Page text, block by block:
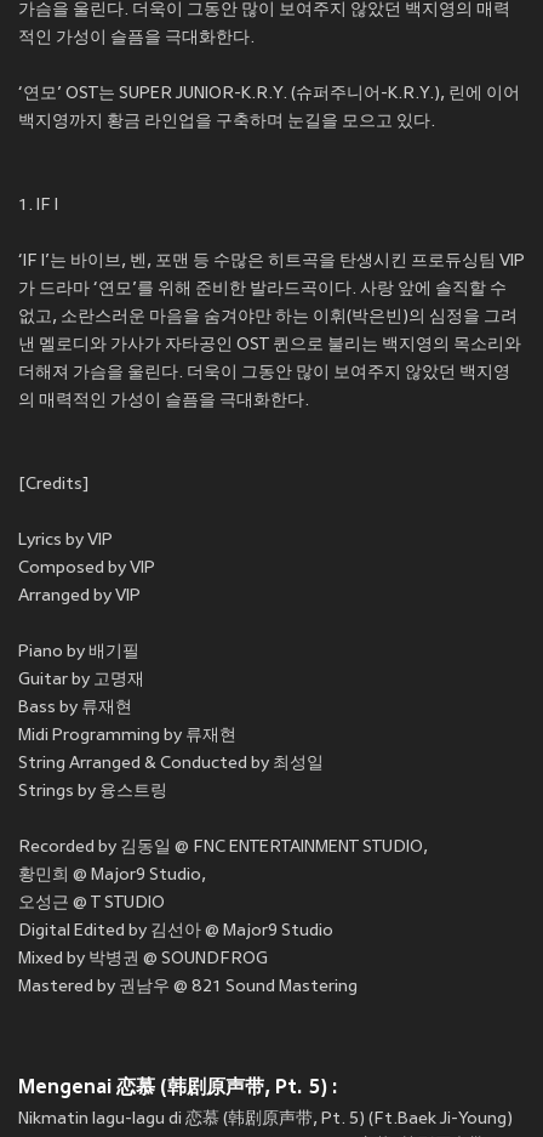
가슴을 울린다. 더욱이 그동안 많이 보여주지 않았던 백지영의 매력
적인 가성이 슬픔을 극대화한다.
‘연모’ OST는 SUPER JUNIOR-K.R.Y. (슈퍼주니어-K.R.Y.), 린에 이어
백지영까지 황금 라인업을 구축하며 눈길을 모으고 있다.
1. IF I
‘IF I’는 바이브, 벤, 포맨 등 수많은 히트곡을 탄생시킨 프로듀싱팀 VIP
가 드라마 ‘연모’를 위해 준비한 발라드곡이다. 사랑 앞에 솔직할 수
없고, 소란스러운 마음을 숨겨야만 하는 이휘(박은빈)의 심정을 그려
낸 멜로디와 가사가 자타공인 OST 퀸으로 불리는 백지영의 목소리와
더해져 가슴을 울린다. 더욱이 그동안 많이 보여주지 않았던 백지영
의 매력적인 가성이 슬픔을 극대화한다.
[Credits]
Lyrics by VIP
Composed by VIP
Arranged by VIP
Piano by 배기필
Guitar by 고명재
Bass by 류재현
Midi Programming by 류재현
String Arranged & Conducted by 최성일
Strings by 융스트링
Recorded by 김동일 @ FNC ENTERTAINMENT STUDIO,
황민희 @ Major9 Studio,
오성근 @ T STUDIO
Digital Edited by 김선아 @ Major9 Studio
Mixed by 박병권 @ SOUNDFROG
Mastered by 권남우 @ 821 Sound Mastering
Mengenai 恋慕 (韩剧原声带, Pt. 5) :
Nikmatin lagu-lagu di 恋慕 (韩剧原声带, Pt. 5) (Ft.Baek Ji-Young)